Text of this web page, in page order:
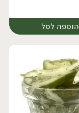
הוספה לסל